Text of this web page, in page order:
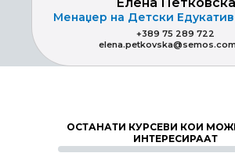
Менаџер на Детски
+389 75 289 722
ОСТАНАТИ КУРСЕВИ КОИ
ИНТЕРЕСИРААТ